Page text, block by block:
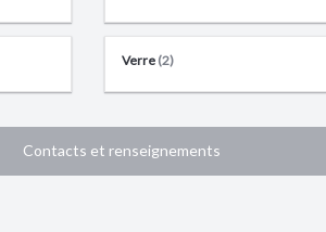
Verre (2)
Contacts et renseignements